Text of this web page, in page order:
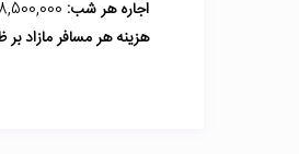
اجاره هر شب:
هزینه هر مسافر مازاد بر